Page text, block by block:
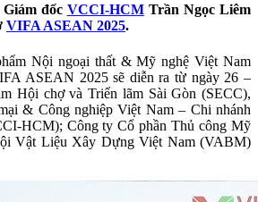
đốc VCCI-HCMTrần Ngọc Liêm
VIFA ASEAN 2025.
Nội ngoại thất & Mỹ nghệ Việt Nam
ASEAN 2025 sẽ diễn ra từ ngày 26 –
Hội chợ và Triển lãm Sài Gòn (SECC),
& Công nghiệp Việt Nam – Chi nhánh
HCM); Công ty Cổ phần Thủ công Mỹ
Vật Liệu Xây Dựng Việt Nam (VABM)